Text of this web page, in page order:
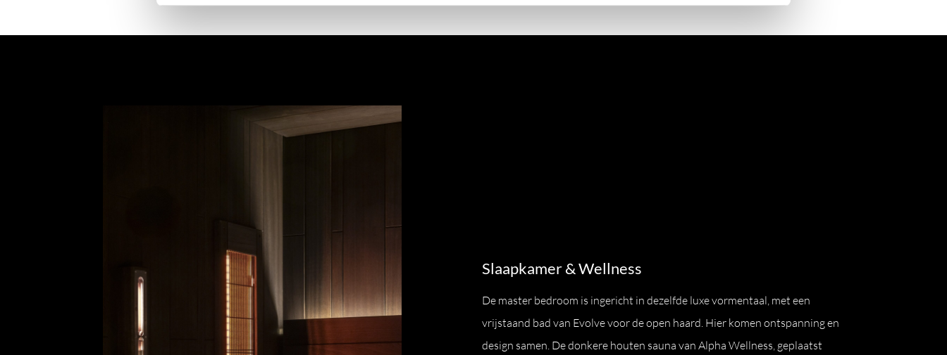
Slaapkamer & Wellness
De master bedroom is ingericht in dezelfde luxe vormentaal, met een
vrijstaand bad van Evolve voor de open haard. Hier komen ontspanning en
design samen. De donkere houten sauna van Alpha Wellness, geplaatst